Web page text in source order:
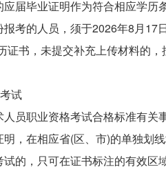
届毕业证明作为符合相应学
考的人员，须于2026年8月17
证书，未提交补充上传材料的
试
员职业资格考试合格标准有关
，在相应省(区、市)的单独划
的，只可在证书标注的有效区